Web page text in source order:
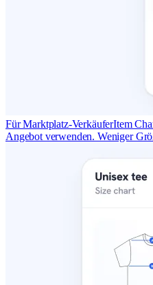
Für Marktplatz-VerkäuferItem
Angebot verwenden. Weniger